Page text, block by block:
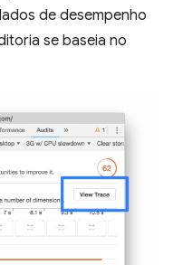
de desempenho
se baseia no